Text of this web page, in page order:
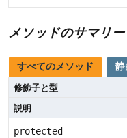
メソッドのサマリー
すべてのメソッド 静
修飾子と型
説明
protected